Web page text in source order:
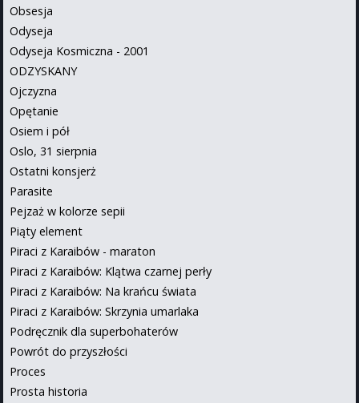
Obsesja
Odyseja
Odyseja Kosmiczna - 2001
ODZYSKANY
Ojczyzna
Opętanie
Osiem i pół
Oslo, 31 sierpnia
Ostatni konsjerż
Parasite
Pejzaż w kolorze sepii
Piąty element
Piraci z Karaibów - maraton
Piraci z Karaibów: Klątwa czarnej perły
Piraci z Karaibów: Na krańcu świata
Piraci z Karaibów: Skrzynia umarlaka
Podręcznik dla superbohaterów
Powrót do przyszłości
Proces
Prosta historia